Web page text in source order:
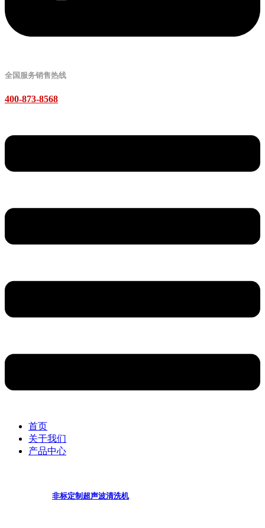
全国服务销售热线
400-873-8568
首页
关于我们
产品中心
非标定制超声波清洗机